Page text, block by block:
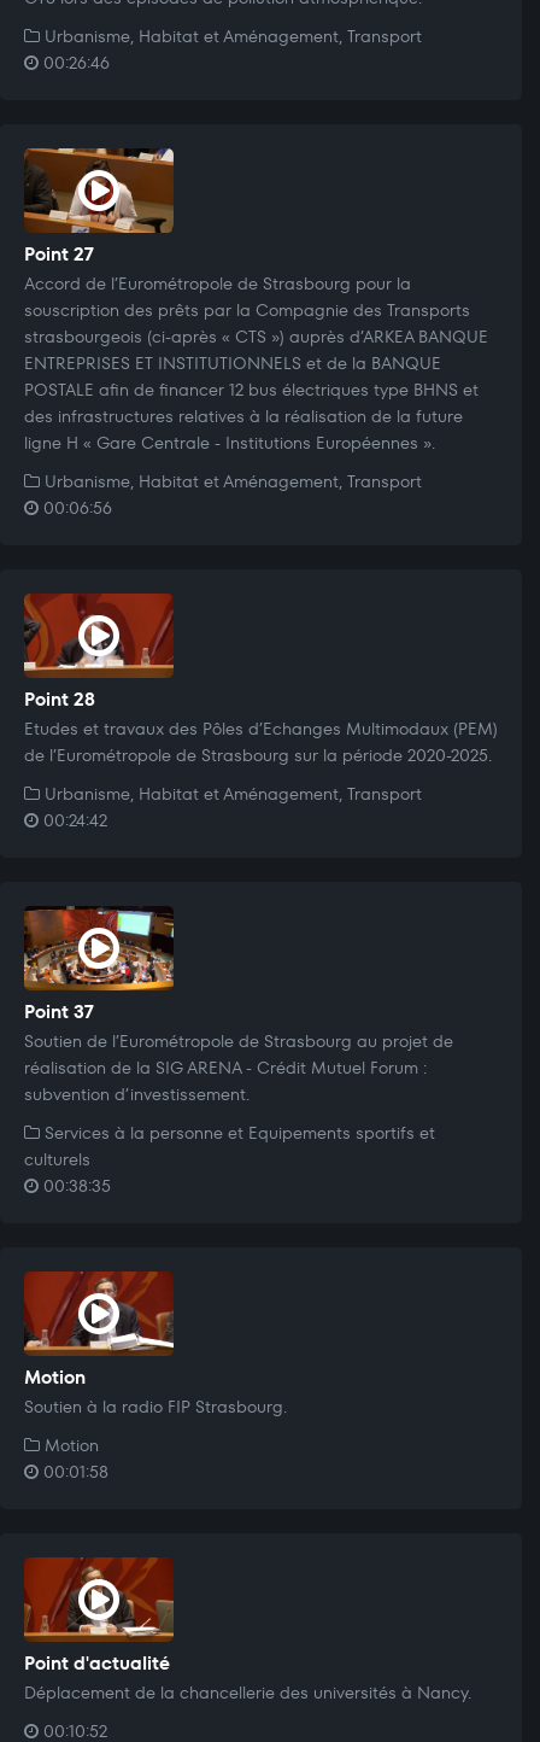
Urbanisme, Habitat et Aménagement, Transport
00:26:46
Point 27
Accord de l’Eurométropole de Strasbourg pour la
souscription des prêts par la Compagnie des Transports
strasbourgeois (ci-après « CTS ») auprès d’ARKEA BANQUE
ENTREPRISES ET INSTITUTIONNELS et de la BANQUE
POSTALE afin de financer 12 bus électriques type BHNS et
des infrastructures relatives à la réalisation de la future
ligne H « Gare Centrale - Institutions Européennes ».
Urbanisme, Habitat et Aménagement, Transport
00:06:56
Point 28
Etudes et travaux des Pôles d’Echanges Multimodaux (PEM)
de l’Eurométropole de Strasbourg sur la période 2020-2025.
Urbanisme, Habitat et Aménagement, Transport
00:24:42
Point 37
Soutien de l’Eurométropole de Strasbourg au projet de
réalisation de la SIG ARENA - Crédit Mutuel Forum :
subvention d’investissement.
Services à la personne et Equipements sportifs et
culturels
00:38:35
Motion
Soutien à la radio FIP Strasbourg.
Motion
00:01:58
Point d'actualité
Déplacement de la chancellerie des universités à Nancy.
00:10:52